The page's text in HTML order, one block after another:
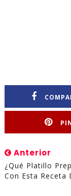
Anterior
¿Qué Platillo
Con Esta Receta